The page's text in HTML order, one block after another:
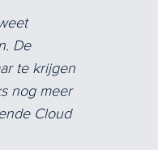
De
te krijgen
nog meer
Cloud